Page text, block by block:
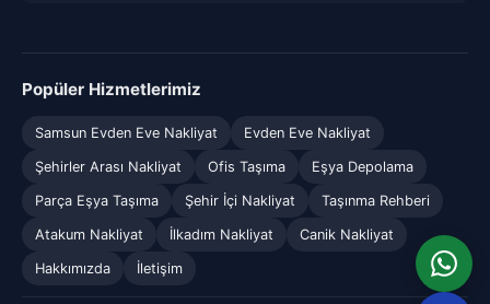
Popüler Hizmetlerimiz
Samsun Evden Eve Nakliyat Evden Eve Nakliyat
Şehirler Arası Nakliyat Ofis Taşıma Eşya Depolama
Parça Eşya Taşıma Şehir İçi Nakliyat Taşınma Rehberi
Atakum Nakliyat İlkadım Nakliyat Canik Nakliyat
Hakkımızda İletişim